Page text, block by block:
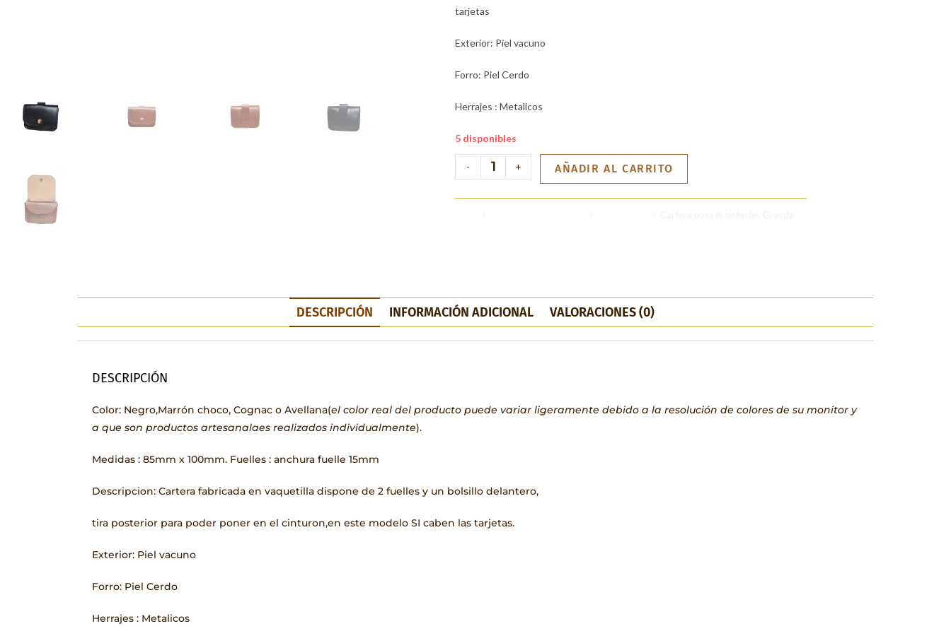
tarjetas
Exterior: Piel vacuno
Forro: Piel Cerdo
Herrajes : Metalicos
5 disponibles
- + AÑADIR AL CARRITO
DESCRIPCIÓN INFORMACIÓN ADICIONAL VALORACIONES (0)
DESCRIPCIÓN
Color: Negro,Marrón choco, Cognac o Avellana(el color real del producto puede variar ligeramente debido a la resolución de colores de su monitor y
a que son productos artesanalaes realizados individualmente).
Medidas : 85mm x 100mm. Fuelles : anchura fuelle 15mm
Descripcion: Cartera fabricada en vaquetilla dispone de 2 fuelles y un bolsillo delantero,
tira posterior para poder poner en el cinturon,en este modelo SI caben las tarjetas.
Exterior: Piel vacuno
Forro: Piel Cerdo
Herrajes : Metalicos